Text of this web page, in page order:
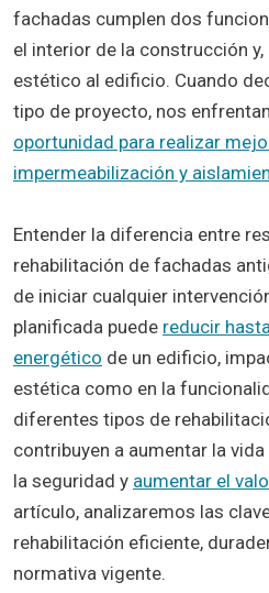
fachadas cumplen dos
el interior de la construcción
estético al edificio. Cuando
tipo de proyecto, nos
oportunidad para realizar
impermeabilización y
Entender la diferencia entre
rehabilitación de fachadas
de iniciar cualquier
planificada puede reducir
energético de un edificio,
estética como en la
diferentes tipos de
contribuyen a aumentar la
la seguridad y aumentar el
artículo, analizaremos las
rehabilitación eficiente,
normativa vigente.